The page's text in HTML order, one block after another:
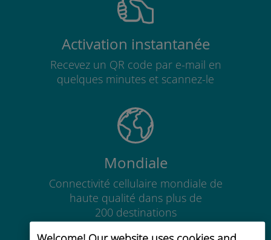
Activation instantanée
Recevez un QR code par e-mail en
quelques minutes et scannez-le
Mondiale
Connectivité cellulaire mondiale de
haute qualité dans plus de
200 destinations